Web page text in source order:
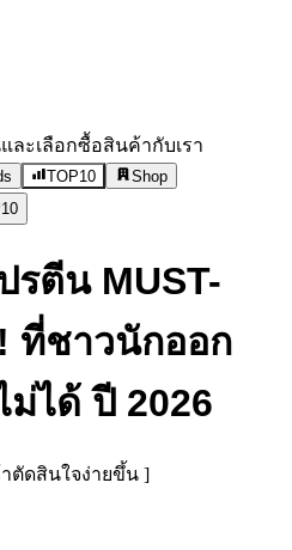
ะเลือกซื้อสินค้ากับเรา
TOP10
Shop
รตีน MUST-
ที่ชาวนักออก
ได้ ปี 2026
ตัดสินใจง่ายขึ้น ]